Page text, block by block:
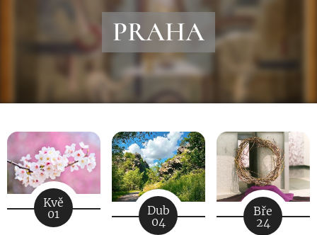
PRAHA
Kvě
01
Dub
04
Bře
24